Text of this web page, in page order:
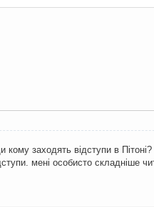
заходять відступи в
мені особисто складніше